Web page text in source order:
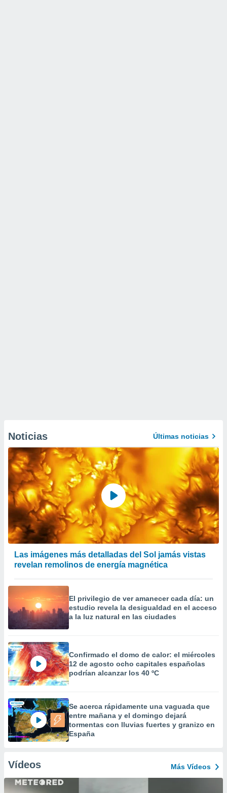
Noticias Últimas noticias
Las imágenes más detalladas del Sol jamás vistas
revelan remolinos de energía magnética
El privilegio de ver amanecer cada día: un
estudio revela la desigualdad en el acceso
a la luz natural en las ciudades
Confirmado el domo de calor: el miércoles
12 de agosto ocho capitales españolas
podrían alcanzar los 40 ºC
Se acerca rápidamente una vaguada que
entre mañana y el domingo dejará
tormentas con lluvias fuertes y granizo en
España
Vídeos Más Vídeos